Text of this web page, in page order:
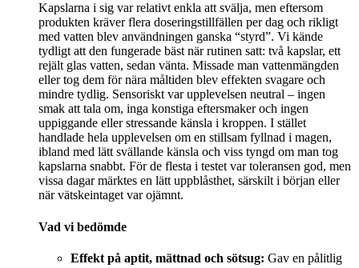
Kapslarna i sig var relativt enkla att svälja, men eftersom
produkten kräver flera doseringstillfällen per dag och rikligt
med vatten blev användningen ganska “styrd”. Vi kände
tydligt att den fungerade bäst när rutinen satt: två kapslar, ett
rejält glas vatten, sedan vänta. Missade man vattenmängden
eller tog dem för nära måltiden blev effekten svagare och
mindre tydlig. Sensoriskt var upplevelsen neutral – ingen
smak att tala om, inga konstiga eftersmaker och ingen
uppiggande eller stressande känsla i kroppen. I stället
handlade hela upplevelsen om en stillsam fyllnad i magen,
ibland med lätt svällande känsla och viss tyngd om man tog
kapslarna snabbt. För de flesta i testet var toleransen god, men
vissa dagar märktes en lätt uppblåsthet, särskilt i början eller
när vätskeintaget var ojämnt.
Vad vi bedömde
Effekt på aptit, mättnad och sötsug: Gav en pålitlig